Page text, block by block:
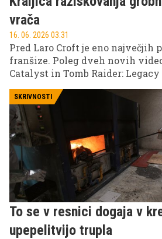
vrača
16. 06. 2026 03.31
Pred Laro Croft je eno največjih
franšize. Poleg dveh novih
Catalyst in Tomb Raider:
znamenito pustolovko
občinstvu.
SKRIVNOSTI
To se v resnici dogaja v
upepelitvijo trupla